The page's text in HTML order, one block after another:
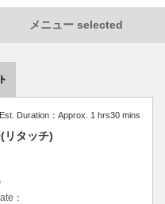
メニュー selected
Est. Duration：Approx. 1 hrs30 mins
リタッチ)
：